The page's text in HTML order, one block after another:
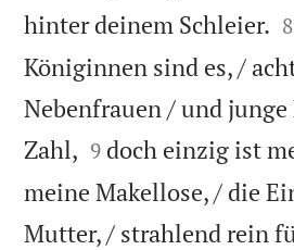
hinter deinem Schleier. 
8
Königinnen sind es, /
Nebenfrauen / und junge
Zahl, 

9 doch einzig ist
meine Makellose, / die
Mutter, / strahlend rein